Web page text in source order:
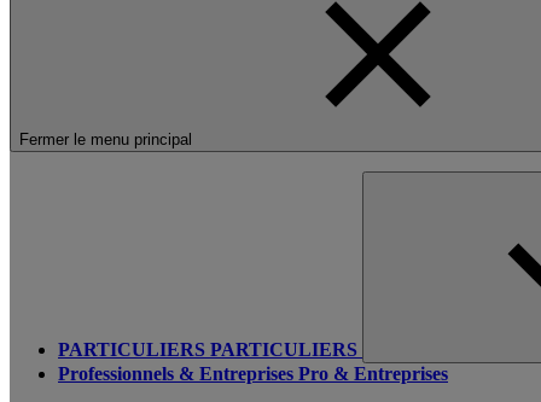
Fermer le menu principal
PARTICULIERS PARTICULIERS
Professionnels & Entreprises Pro & Entreprises